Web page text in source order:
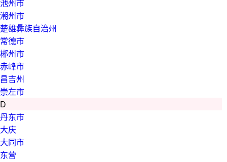
池州市
潮州市
楚雄彝族自治州
常德市
郴州市
赤峰市
昌吉州
崇左市
D
丹东市
大庆
大同市
东营